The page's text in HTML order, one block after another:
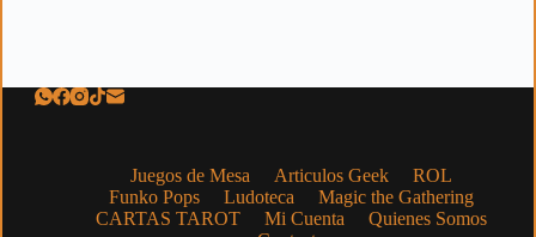
Juegos de Mesa Articulos Geek
ROL
Funko Pops
Ludoteca
Magic the Gathering
CARTAS TAROT
Mi Cuenta
Quienes Somos